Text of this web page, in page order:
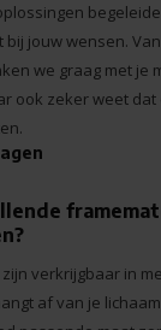
bij jouw wensen.
we graag met je
ook zeker weet
zijn verkrijgbaar in
af van je